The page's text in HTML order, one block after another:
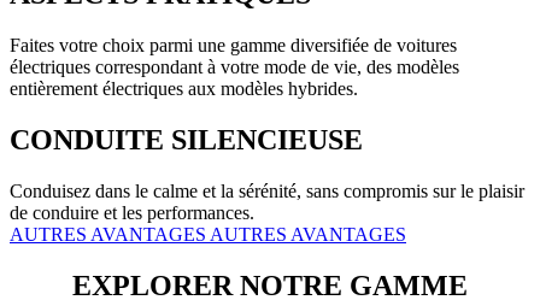
Faites votre choix parmi une gamme diversifiée de voitures
électriques correspondant à votre mode de vie, des modèles
entièrement électriques aux modèles hybrides.
CONDUITE SILENCIEUSE
Conduisez dans le calme et la sérénité, sans compromis sur le plaisir
de conduire et les performances.
AUTRES AVANTAGES AUTRES AVANTAGES
EXPLORER NOTRE GAMME